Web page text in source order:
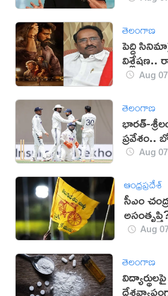
తెలంగాణ
పెద్ది
Aug
తెలంగాణ
భారత్-
ప్రవేశం..
Aug
ఆంధ్రప్రదేశ్
సీఎం
Aug
తెలంగాణ